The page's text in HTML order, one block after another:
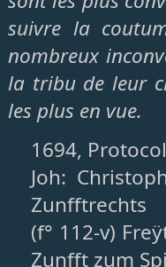
suivre la
nombreux
la tribu de leur
les plus en vue.
1694,
Joh:
Zunfftrechts
(f° 112-v)
Zunfft zum